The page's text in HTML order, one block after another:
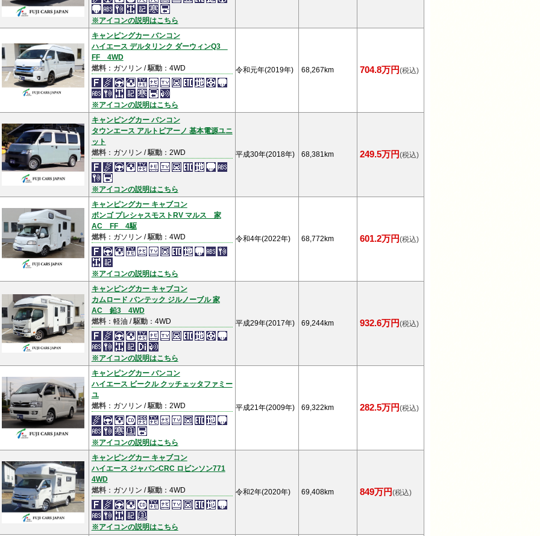
※アイコンの説明はこちら
キャンピングカー バンコン
ハイエース デルタリンク ダーウィンQ3
FF 4WD
燃料：ガソリン /駆動：4WD
※アイコンの説明はこちら
令和元年(2019年) 68,267km 704.8万円(税込)
キャンピングカー バンコン
タウンエース アルトピアーノ 基本電源ユニ
ット
燃料：ガソリン /駆動：2WD
※アイコンの説明はこちら
平成30年(2018年) 68,381km 249.5万円(税込)
キャンピングカー キャブコン
ボンゴ プレシャスモストRV マルス 家
AC FF 4駆
燃料：ガソリン /駆動：4WD
※アイコンの説明はこちら
令和4年(2022年) 68,772km 601.2万円(税込)
キャンピングカー キャブコン
カムロード バンテック ジルノーブル 家
AC 鉛3 4WD
燃料：軽油 /駆動：4WD
※アイコンの説明はこちら
平成29年(2017年) 69,244km 932.6万円(税込)
キャンピングカー バンコン
ハイエース ビークル クッチェッタファミー
ユ
燃料：ガソリン /駆動：2WD
※アイコンの説明はこちら
平成21年(2009年) 69,322km 282.5万円(税込)
キャンピングカー キャブコン
ハイエース ジャパンCRC ロビンソン771
4WD
燃料：ガソリン /駆動：4WD
※アイコンの説明はこちら
令和2年(2020年) 69,408km 849万円(税込)